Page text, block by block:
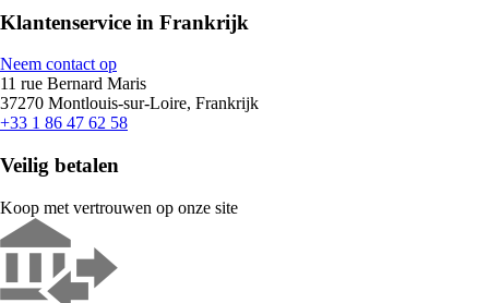
Klantenservice in Frankrijk
Neem contact op
11 rue Bernard Maris
37270 Montlouis-sur-Loire, Frankrijk
+33 1 86 47 62 58
Veilig betalen
Koop met vertrouwen op onze site